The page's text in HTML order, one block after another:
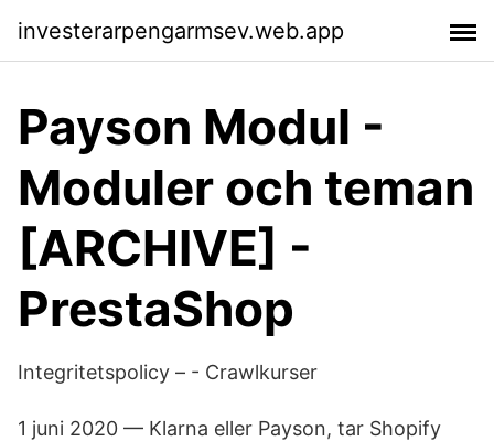
investerarpengarmsev.web.app
Payson Modul -
Moduler och teman
[ARCHIVE] -
PrestaShop
Integritetspolicy – - Crawlkurser
1 juni 2020 — Klarna eller Payson, tar Shopify